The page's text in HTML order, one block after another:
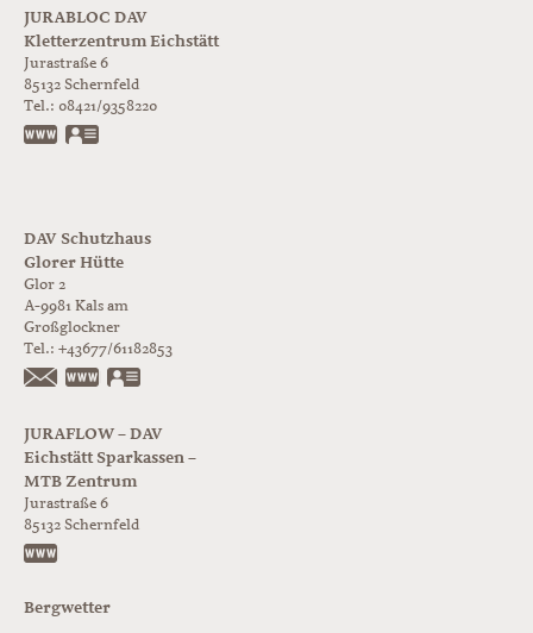
JURABLOC DAV
Kletterzentrum Eichstätt
Jurastraße 6
85132 Schernfeld
Tel.: 08421/9358220
www.jurabloc.de
DAV Schutzhaus
Glorer Hütte
Glor 2
A-9981 Kals am
Großglockner
Tel.: +43677/61182853
https://www.glorer-huette.at/
JURAFLOW – DAV
Eichstätt Sparkassen –
MTB Zentrum
Jurastraße 6
85132 Schernfeld
Bergwetter